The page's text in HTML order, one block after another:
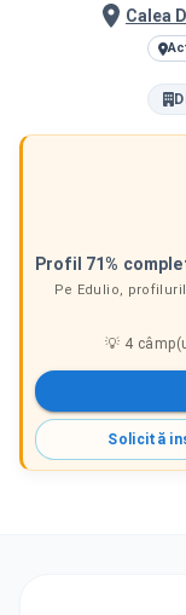
Calea
Profil 71%
Pe Edulio,
💡 4
Solicită